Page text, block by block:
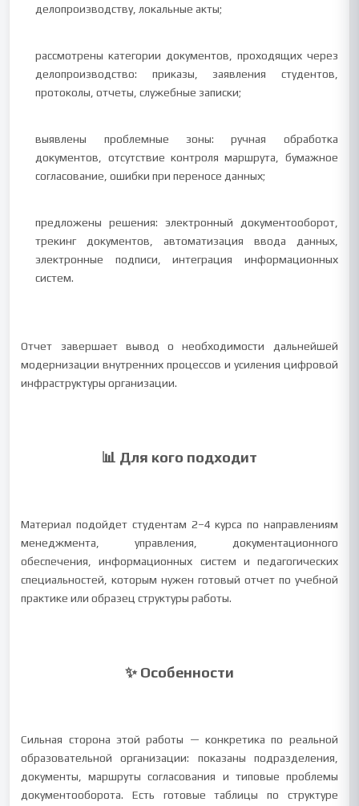
делопроизводству, локальные акты;
рассмотрены категории документов, проходящих через
делопроизводство: приказы, заявления студентов,
протоколы, отчеты, служебные записки;
выявлены проблемные зоны: ручная обработка
документов, отсутствие контроля маршрута, бумажное
согласование, ошибки при переносе данных;
предложены решения: электронный документооборот,
трекинг документов, автоматизация ввода данных,
электронные подписи, интеграция информационных
систем.
Отчет завершает вывод о необходимости дальнейшей
модернизации внутренних процессов и усиления цифровой
инфраструктуры организации.
📊 Для кого подходит
Материал подойдет студентам 2–4 курса по направлениям
менеджмента, управления, документационного
обеспечения, информационных систем и педагогических
специальностей, которым нужен готовый отчет по учебной
практике или образец структуры работы.
✨ Особенности
Сильная сторона этой работы — конкретика по реальной
образовательной организации: показаны подразделения,
документы, маршруты согласования и типовые проблемы
документооборота. Есть готовые таблицы по структуре